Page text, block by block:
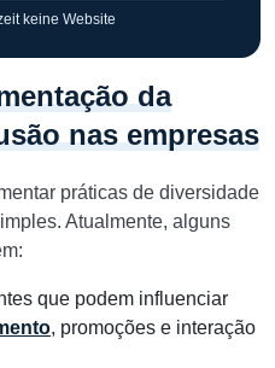
keine Website
da
nas empresas
práticas de diversidade
Atualmente, alguns
que podem influenciar
, promoções e interação